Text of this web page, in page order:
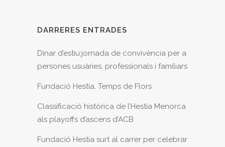
DARRERES ENTRADES
Dinar d’estiu:jornada de convivència per a
persones usuàries, professionals i familiars
Fundació Hestia, Temps de Flors
Classificació històrica de l’Hestia Menorca
als playoffs d’ascens d’ACB
Fundació Hestia surt al carrer per celebrar